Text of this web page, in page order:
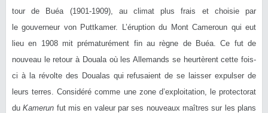
tour de Buéa (1901-1909), au climat plus frais et choisie par
le gouverneur von Puttkamer. L’éruption du Mont Cameroun qui eut
lieu en 1908 mit prématurément fin au règne de Buéa. Ce fut de
nouveau le retour à Douala où les Allemands se heurtèrent cette fois-
ci à la révolte des Doualas qui refusaient de se laisser expulser de
leurs terres. Considéré comme une zone d’exploitation, le protectorat
duKamerun fut mis en valeur par ses nouveaux maîtres sur les plans